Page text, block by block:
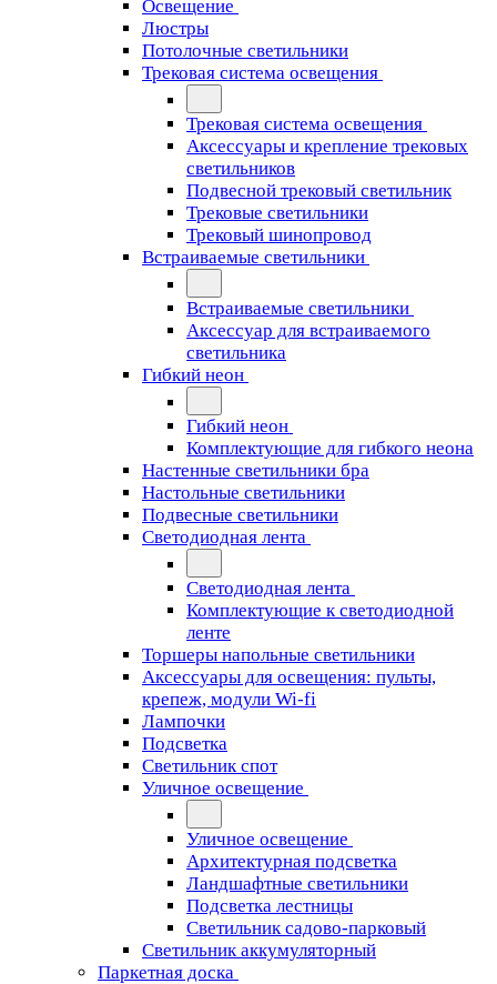
Освещение
Люстры
Потолочные светильники
Трековая система освещения
Трековая система освещения
Аксессуары и крепление трековых
светильников
Подвесной трековый светильник
Трековые светильники
Трековый шинопровод
Встраиваемые светильники
Встраиваемые светильники
Аксессуар для встраиваемого
светильника
Гибкий неон
Гибкий неон
Комплектующие для гибкого неона
Настенные светильники бра
Настольные светильники
Подвесные светильники
Светодиодная лента
Светодиодная лента
Комплектующие к светодиодной
ленте
Торшеры напольные светильники
Аксессуары для освещения: пульты,
крепеж, модули Wi-fi
Лампочки
Подсветка
Светильник спот
Уличное освещение
Уличное освещение
Архитектурная подсветка
Ландшафтные светильники
Подсветка лестницы
Светильник садово-парковый
Светильник аккумуляторный
Паркетная доска